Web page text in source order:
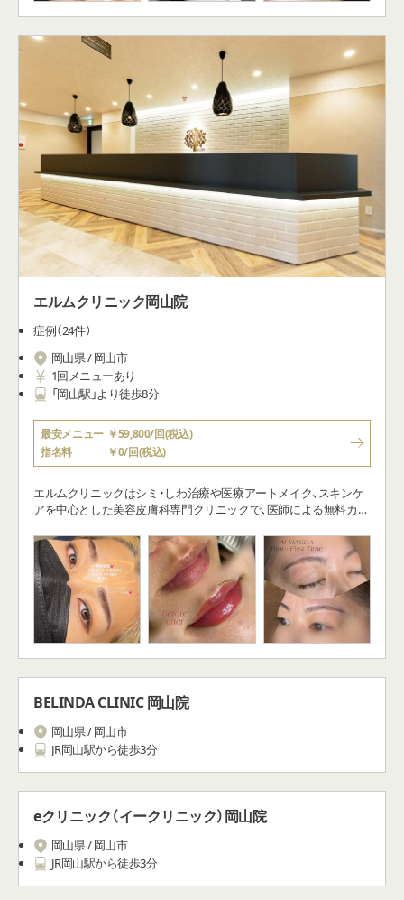
エルムクリニック岡山院
症例（24件）
岡山県 / 岡山市
1回メニューあり
「岡山駅」より徒歩8分
最安メニュー ￥59,800/回(税込)
指名料
￥0/回(税込)
エルムクリニックはシミ・しわ治療や医療アートメイク、スキンケ
アを中心とした美容皮膚科専門クリニックで、医師による無料カウ
不安をしっかりと聴き、「お肌の専門家」として、患者さま一人ひと
りに合わせた治療をご提案しています。
BELINDA CLINIC 岡山院
岡山県 / 岡山市
JR岡山駅から徒歩3分
eクリニック（イークリニック）岡山院
岡山県 / 岡山市
JR岡山駅から徒歩3分